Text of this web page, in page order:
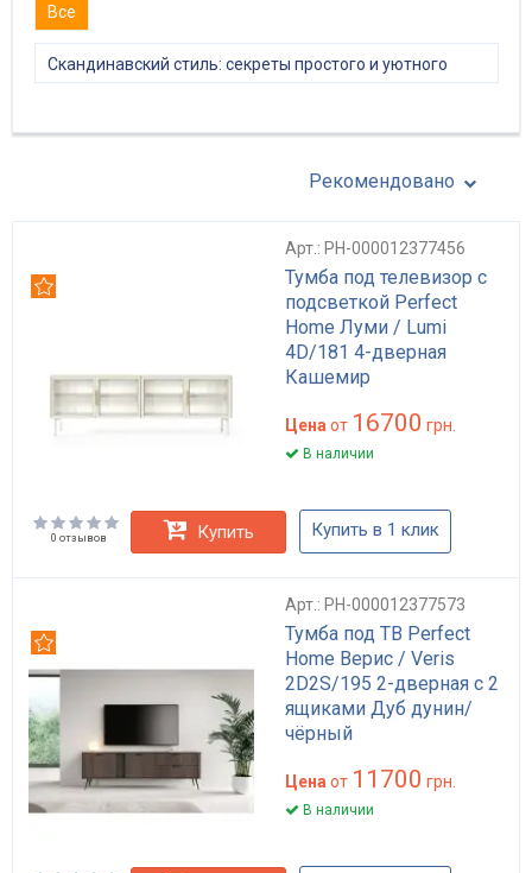
Все
Скандинавский стиль: секреты простого и уютного
Рекомендовано
Арт.: PH-000012377456
Тумба под телевизор с
подсветкой Perfect
Home Луми / Lumi
4D/181 4-дверная
Кашемир
Цена от 16700 грн.
В наличии
0 отзывов Купить Купить в 1 клик
Арт.: PH-000012377573
Тумба под ТВ Perfect
Home Верис / Veris
2D2S/195 2-дверная с 2
ящиками Дуб дунин/
чёрный
Цена от 11700 грн.
В наличии